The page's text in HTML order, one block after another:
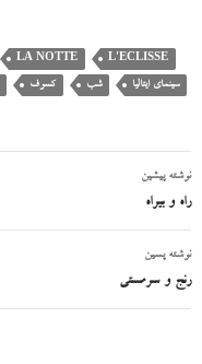
L'ECLISSE
LA NOTTE
سینمای ایتالیا شب کسوف
ناوبری
نوشته
نوشته پیشین
راه و بیراه
نوشته پسین
رنج و سرمستی